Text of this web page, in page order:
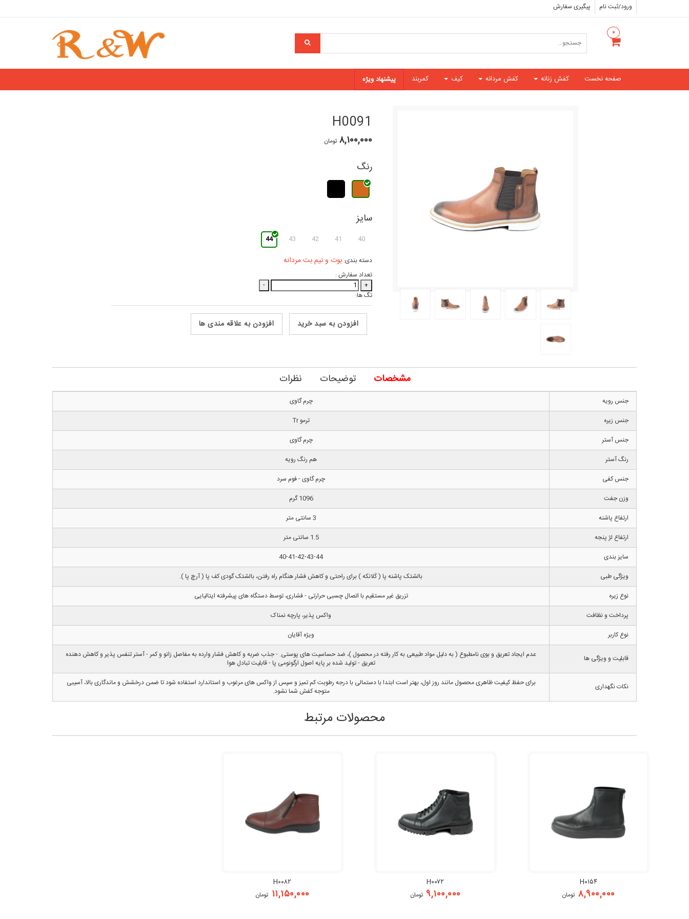
ورود/ثبت نام پیگیری سفارش
۰
صفحه نخست کفش زنانه کفش مردانه کیف کمربند پیشنهاد ویژه
H0091
۸,۱۰۰,۰۰۰ تومان
رنگ
سایز
40
41
42
43
44
دسته بندی:بوت و نیم بت مردانه
تعداد سفارش :
+
-
تگ ها:
افزودن به سبد خرید افزودن به علاقه مندی ها
مشخصات توضیحات نظرات
جنس رویه
چرم گاوی
جنس زیره
ترمو Tr
جنس آستر
چرم گاوی
رنگ آستر
هم رنگ رویه
جنس کفی
چرم گاوی - فوم سرد
وزن جفت
1096 گرم
ارتفاع پاشنه
3 سانتی متر
ارتفاع لژ پنجه
1.5 سانتی متر
سایز بندی
40-41-42-43-44
ویژگی طبی
بالشتک پاشنه پا ( کَلانکه ) برای راحتی و کاهش فشار هنگام راه رفتن، بالشتک گودی کف پا ( آرچ پا ).
نوع زیره
تزریق غیر مستقیم با اتصال چسبی حرارتی - فشاری، توسط دستگاه های پیشرفته ایتالیایی
پرداخت و نظافت
واکس پذیر، پارچه نمناک
نوع کاربر
ویژه آقایان
قابلیت و ویژگی ها
عدم ایجاد تعریق و بوی نامطبوع ( به دلیل مواد طبیعی به کار رفته در محصول )، ضد حساسیت های پوستی. - جذب ضربه و کاهش فشار وارده به مفاصل زانو و کمر - آستر تنفس پذیر و کاهش دهنده
تعریق - تولید شده بر پایه اصول ارگونومی پا - قابلیت تبادل هوا
نکات نگهداری
برای حفظ کیفیت ظاهری محصول مانند روز اول، بهتر است ابتدا با دستمالی با درجه رطوبت کم تمیز و سپس از واکس های مرغوب و استاندارد استفاده شود تا ضمن درخشش و ماندگاری بالا، آسیبی
متوجه کفش شما نشود.
محصولات مرتبط
H۰۱۵۴
۸,۹۰۰,۰۰۰ تومان
H۰۰۷۲
۹,۱۰۰,۰۰۰ تومان
H۰۰۸۲
۱۱,۱۵۰,۰۰۰ تومان